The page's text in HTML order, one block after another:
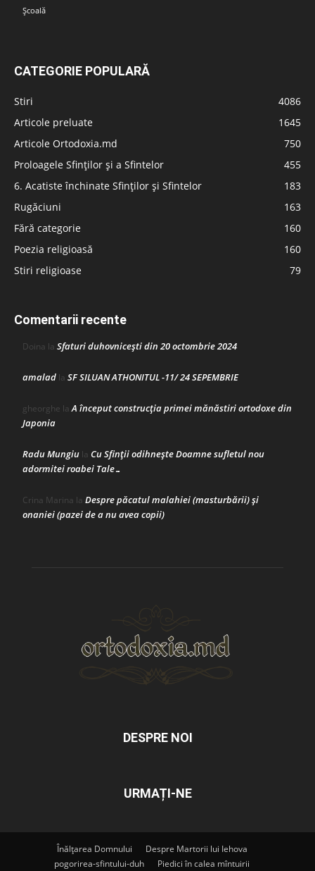
Școală
CATEGORIE POPULARĂ
Stiri
4086
Articole preluate
1645
Articole Ortodoxia.md
750
Proloagele Sfinților și a Sfintelor
455
6. Acatiste închinate Sfinților și Sfintelor
183
Rugăciuni
163
Fără categorie
160
Poezia religioasă
160
Stiri religioase
79
Comentarii recente
Doina la Sfaturi duhovnicești din 20 octombrie 2024
amalad la SF SILUAN ATHONITUL -11/ 24 SEPEMBRIE
gheorghe laA început construcţia primei mănăstiri ortodoxe din
Japonia
Radu Mungiu la Cu Sfinții odihnește Doamne sufletul nou
adormitei roabei Tale…
Crina Marina la Despre păcatul malahiei (masturbării) şi
onaniei (pazei de a nu avea copii)
DESPRE NOI
URMAȚI-NE
Înălțarea Domnului
Despre Martorii lui Iehova
pogorirea-sfintului-duh
Piedici în calea mîntuirii